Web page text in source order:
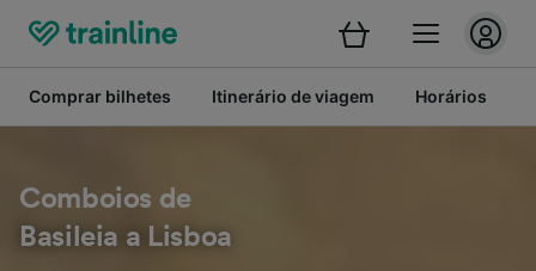
Comprar bilhetes Itinerário de viagem Horários
Comboios de
Basileia a Lisboa